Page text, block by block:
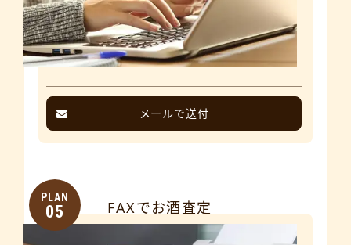
メールで送付
PLAN
05 FAXでお酒査定